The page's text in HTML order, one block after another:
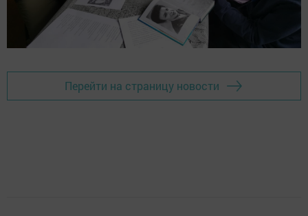
Перейти на страницу новости